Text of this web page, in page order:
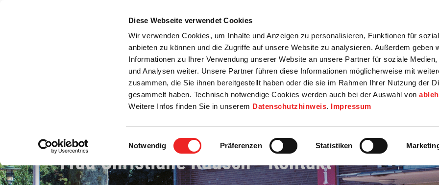
Diese Webseite verwendet Cookies
Wir verwenden Cookies, um Inhalte und Anzeigen zu personalisieren, Funktionen für
anbieten zu können und die Zugriffe auf unsere Website zu analysieren. Außerdem geben
Informationen zu Ihrer Verwendung unserer Website an unsere Partner für soziale Medien,
und Analysen weiter. Unsere Partner führen diese Informationen möglicherweise mit
zusammen, die Sie ihnen bereitgestellt haben oder die sie im Rahmen Ihrer Nutzung der
gesammelt haben. Technisch notwendige Cookies werden auch bei der Auswahl von
Weitere Infos finden Sie in unserem Datenschutzhinweis. Impressum
Einwilligungsauswahl
Notwendig Präferenzen Statistiken
Startseite
Bürgerservice Rats- / Bürgerinfo Wirtschaft / Wohnen Bildung / Soziales Touristik /
Frau Christiane Kausch - Kontakt